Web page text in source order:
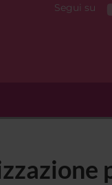
Segui su